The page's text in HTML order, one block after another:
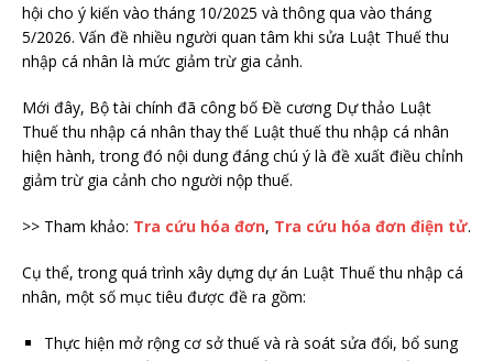
hội cho ý kiến vào tháng 10/2025 và thông qua vào tháng
5/2026. Vấn đề nhiều người quan tâm khi sửa Luật Thuế thu
nhập cá nhân là mức giảm trừ gia cảnh.
Mới đây, Bộ tài chính đã công bố Đề cương Dự thảo Luật
Thuế thu nhập cá nhân thay thế Luật thuế thu nhập cá nhân
hiện hành, trong đó nội dung đáng chú ý là đề xuất điều chỉnh
giảm trừ gia cảnh cho người nộp thuế.
>> Tham khảo: Tra cứu hóa đơn, Tra cứu hóa đơn điện tử.
Cụ thể, trong quá trình xây dựng dự án Luật Thuế thu nhập cá
nhân, một số mục tiêu được đề ra gồm:
Thực hiện mở rộng cơ sở thuế và rà soát sửa đổi, bổ sung